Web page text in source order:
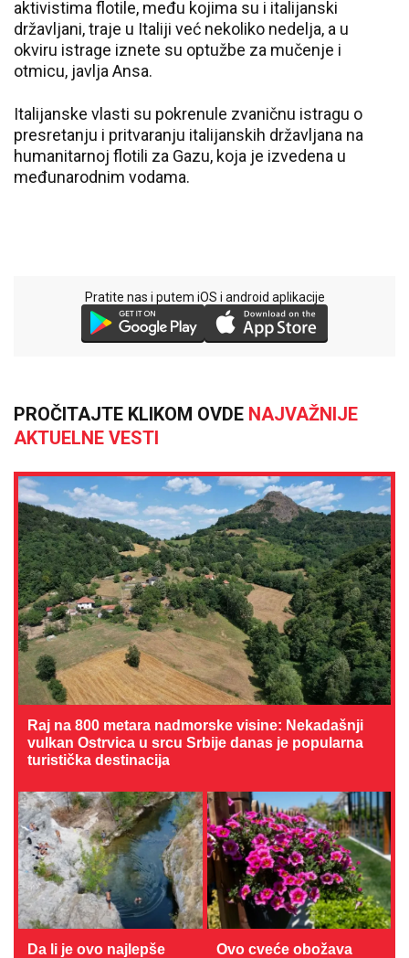
aktivistima flotile, među kojima su i italijanski
državljani, traje u Italiji već nekoliko nedelja, a u
okviru istrage iznete su optužbe za mučenje i
otmicu, javlja Ansa.
Italijanske vlasti su pokrenule zvaničnu istragu o
presretanju i pritvaranju italijanskih državljana na
humanitarnoj flotili za Gazu, koja je izvedena u
međunarodnim vodama.
Pratite nas i putem iOS i android aplikacije
PROČITAJTE KLIKOM OVDE NAJVAŽNIJE
AKTUELNE VESTI
Raj na 800 metara nadmorske visine: Nekadašnji
vulkan Ostrvica u srcu Srbije danas je popularna
turistička destinacija
Da li je ovo najlepše
Ovo cveće obožava